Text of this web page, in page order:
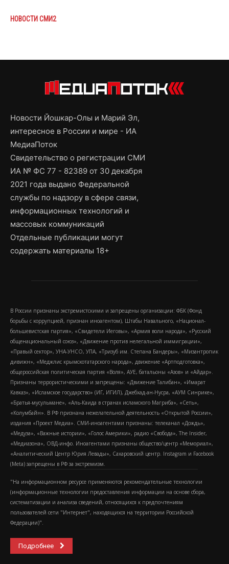
НОВОСТИ СМИ2
Новости Йошкар-Олы и Марий Эл,
интересное в России и мире - ИА
МедиаПоток
Свидетельство о регистрации СМИ
ИА № ФС 77 - 82389 от 30 декабря
2021 года выдано Федеральной
службы по надзору в сфере связи,
информационных технологий и
массовых коммуникаций
Отдельные публикации могут
содержать материалы 18+
В России признаны экстремистскими и запрещены организации: ФБК (Фонд
борьбы с коррупцией, признан иноагентом), Штабы Навального, «Национал-
большевистская партия», «Свидетели Иеговы», «Армия воли народа», «Русский
общенациональный союз», «Движение против нелегальной иммиграции»,
«Правый сектор», УНА-УНСО, УПА, «Тризуб им. Степана Бандеры», «Мизантропик
дивижн», «Меджлис крымскотатарского народа», движение «Артподготовка»,
общероссийская политическая партия «Воля», АУЕ, батальоны «Азов» и «Айдар».
Признаны террористическими и запрещены: «Движение Талибан», «Имарат
Кавказ», «Исламское государство» (ИГ, ИГИЛ), Джебхад-ан-Нусра, «АУМ Синрике»,
«Братья-мусульмане», «Аль-Каида в странах исламского Магриба», «Сеть»,
«Колумбайн». В РФ признана нежелательной деятельность «Открытой России»,
издания «Проект Медиа». СМИ-иноагентами признаны: телеканал «Дождь»,
«Медуза», «Важные истории», «Голос Америки», радио «Свобода», The Insider,
«Медиазона», ОВД-инфо. Иноагентами признаны общество/центр «Мемориал»,
«Аналитический Центр Юрия Левады», Сахаровский центр. Instagram и Facebook
(Metа) запрещены в РФ за экстремизм.
"На информационном ресурсе применяются рекомендательные технологии
(информационные технологии предоставления информации на основе сбора,
систематизации и анализа сведений, относящихся к предпочтениям
пользователей сети "Интернет", находящихся на территории Российской
Федерации)".
Подробнее